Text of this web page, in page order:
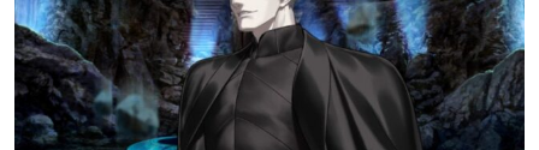
【FGO】セミラミス Fate/GrandOrderのイラスト紹介
3983
【FGO】グランドみんな金フォウいれてるもん？
【FGO】低レア強化はニッチな需要満たしていけ